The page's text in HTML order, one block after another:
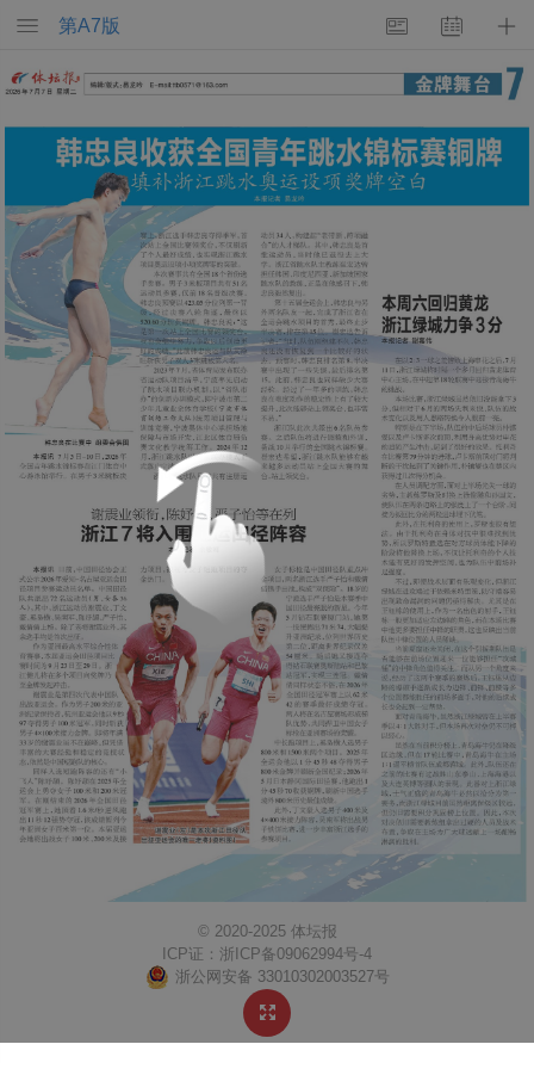
第A7版
© 2020-2025 体坛报
ICP证： 浙ICP备09062994号-4
浙公网安备 33010302003527号
https://www.ttb0571.com/Content/weixinlogo.png
体坛报
http://mobile.ttb0571.com/content/2026-07/07/edition41191_A7.html